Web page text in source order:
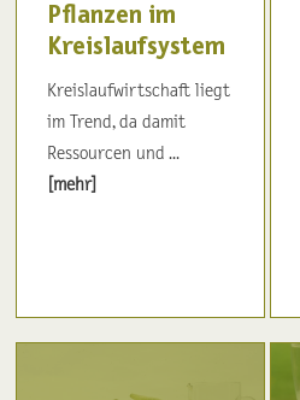
Pflanzen im
Kreislaufsystem
Kreislaufwirtschaft liegt
im Trend, da damit
Ressourcen und ...
[mehr]